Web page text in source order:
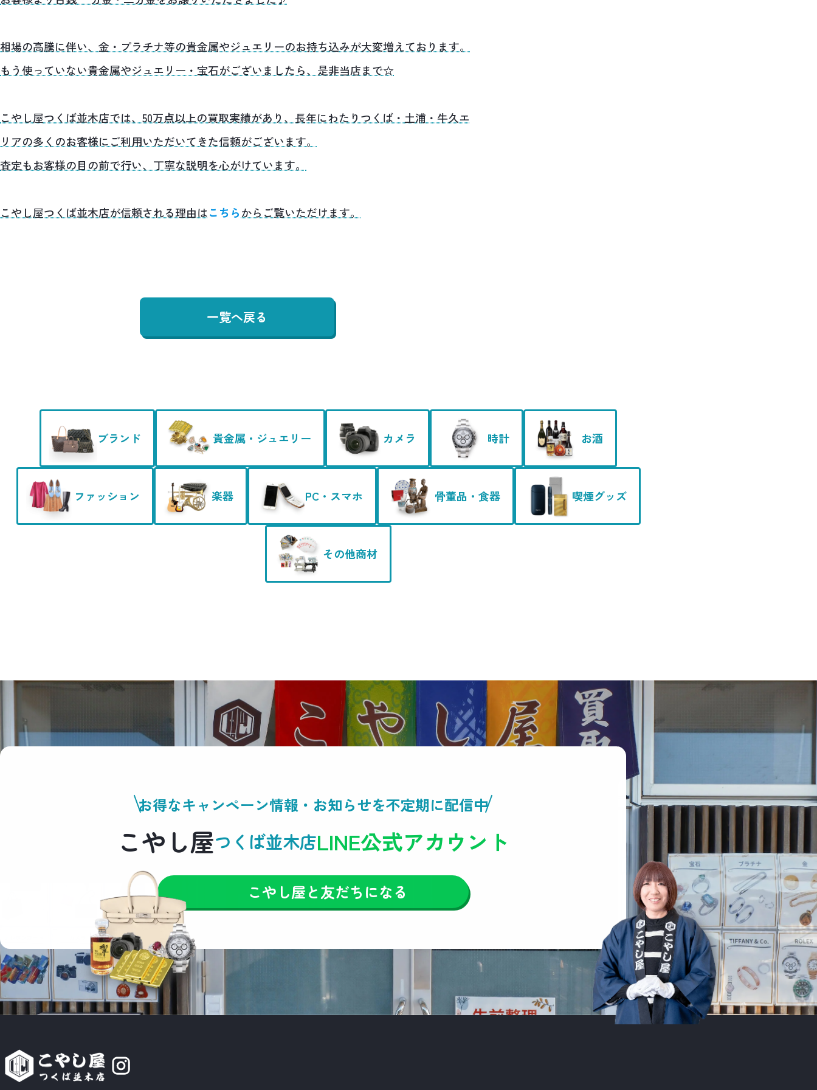
相場の高騰に伴い、金・プラチナ等の貴金属やジュエリーのお持ち込みが大変増えております。
もう使っていない貴金属やジュエリー・宝石がございましたら、是非当店まで☆
こやし屋つくば並木店では、50万点以上の買取実績があり、長年にわたりつくば・土浦・牛久エ
リアの多くのお客様にご利用いただいてきた信頼がございます。
査定もお客様の目の前で行い、丁寧な説明を心がけています。
こやし屋つくば並木店が信頼される理由はこちらからご覧いただけます。
一覧へ戻る
ブランド 貴金属・ジュエリー カメラ 時計 お酒
ファッション 楽器 PC・スマホ 骨董品・食器 喫煙グッズ
その他商材
お得なキャンペーン情報・ お知らせを不定期に配信中
こやし屋つくば並木店LINE公式アカウント
こやし屋と友だちになる